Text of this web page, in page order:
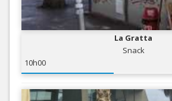
La Gratta
Snack
10h00